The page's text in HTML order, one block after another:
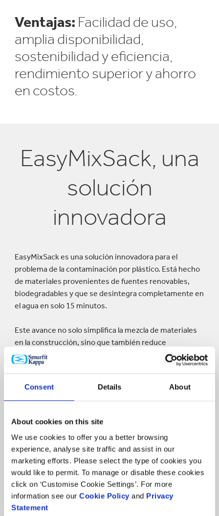
Consent Details About
About cookies on this site
We use cookies to offer you a better browsing
experience, analyse site traffic and assist in our
marketing efforts. Please select the type of cookies you
would like to permit. To manage or disable these cookies
click on ‘Customise Cookie Settings’. For more
information see our Cookie Policy and Privacy
Statement
Ventajas: Facilidad de uso,
amplia disponibilidad,
sostenibilidad y eficiencia,
rendimiento superior y ahorro
en costos.
EasyMixSack, una
solución
innovadora
EasyMixSack es una solución innovadora para el
problema de la contaminación por plástico. Está hecho
de materiales provenientes de fuentes renovables,
biodegradables y que se desintegra completamente en
el agua en solo 15 minutos.
Este avance no solo simplifica la mezcla de materiales
en la construcción, sino que también reduce
drásticamente los residuos sólidos, contribuyendo a la
sostenibilidad del sector.
Botón
play